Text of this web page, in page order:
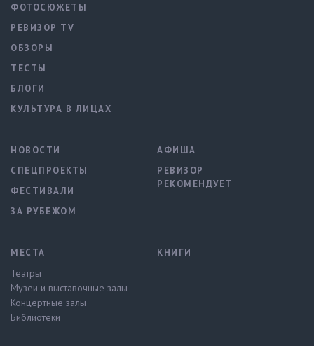
ФОТОСЮЖЕТЫ
РЕВИЗОР TV
ОБЗОРЫ
ТЕСТЫ
БЛОГИ
КУЛЬТУРА В ЛИЦАХ
НОВОСТИ
СПЕЦПРОЕКТЫ
ФЕСТИВАЛИ
ЗА РУБЕЖОМ
АФИША
РЕВИЗОР
РЕКОМЕНДУЕТ
МЕСТА
Театры
Музеи и выставочные залы
Концертные залы
Библиотеки
КНИГИ